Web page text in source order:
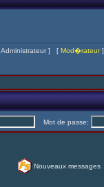
Administrateur] [ Mod�rateur]
Mot de passe:
Nouveaux messages